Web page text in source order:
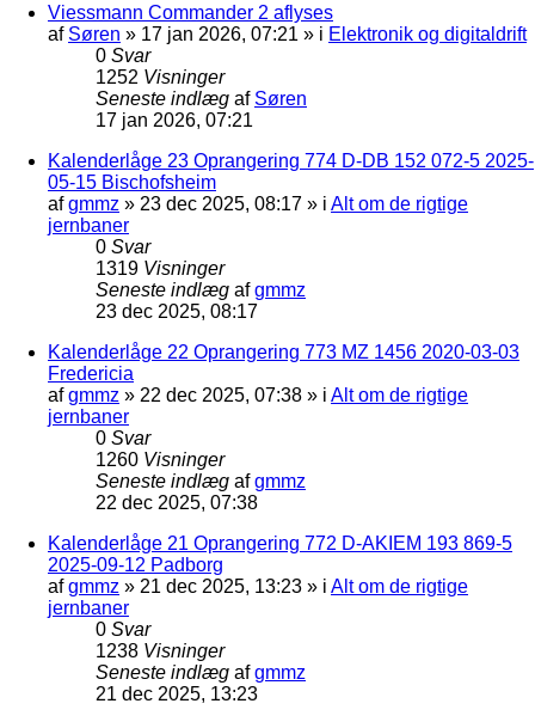
Viessmann Commander 2 aflyses
af Søren » 17 jan 2026, 07:21 » i Elektronik og digitaldrift
0 Svar
1252 Visninger
Seneste indlæg af Søren
17 jan 2026, 07:21
Kalenderlåge 23 Oprangering 774 D-DB 152 072-5 2025-
05-15 Bischofsheim
afgmmz » 23 dec 2025, 08:17 » i Alt om de rigtige
jernbaner
0 Svar
1319 Visninger
Seneste indlæg afgmmz
23 dec 2025, 08:17
Kalenderlåge 22 Oprangering 773 MZ 1456 2020-03-03
Fredericia
afgmmz » 22 dec 2025, 07:38 » i Alt om de rigtige
jernbaner
0 Svar
1260 Visninger
Seneste indlæg afgmmz
22 dec 2025, 07:38
Kalenderlåge 21 Oprangering 772 D-AKIEM 193 869-5
2025-09-12 Padborg
afgmmz » 21 dec 2025, 13:23 » i Alt om de rigtige
jernbaner
0 Svar
1238 Visninger
Seneste indlæg afgmmz
21 dec 2025, 13:23